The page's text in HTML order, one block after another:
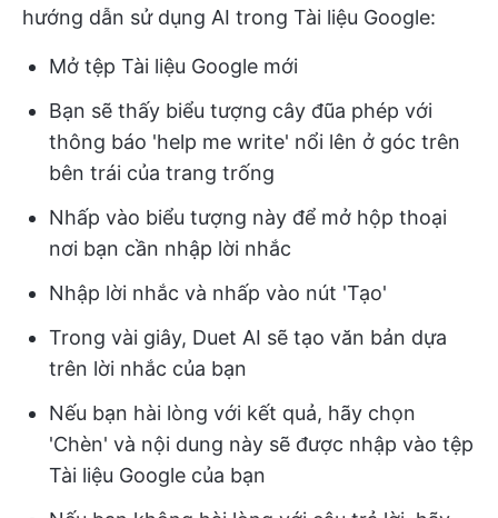
hướng dẫn sử dụng AI trong Tài liệu Google:
Mở tệp Tài liệu Google mới
Bạn sẽ thấy biểu tượng cây đũa phép với
thông báo 'help me write' nổi lên ở góc trên
bên trái của trang trống
Nhấp vào biểu tượng này để mở hộp thoại
nơi bạn cần nhập lời nhắc
Nhập lời nhắc và nhấp vào nút 'Tạo'
Trong vài giây, Duet AI sẽ tạo văn bản dựa
trên lời nhắc của bạn
Nếu bạn hài lòng với kết quả, hãy chọn
'Chèn' và nội dung này sẽ được nhập vào tệp
Tài liệu Google của bạn